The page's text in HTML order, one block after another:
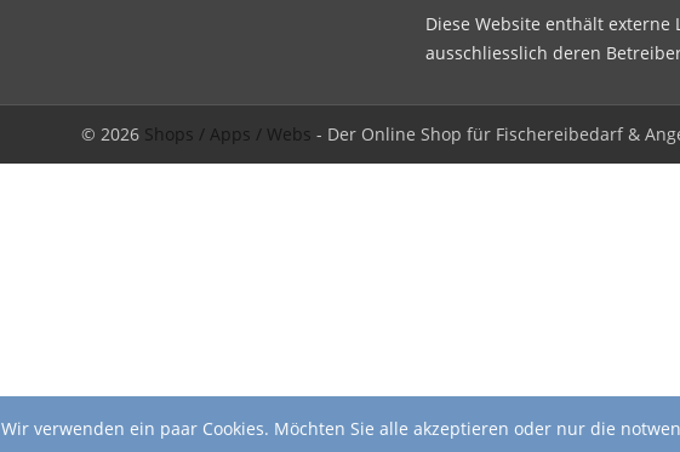
Diese Website enthält
ausschliesslich deren
© 2026 Shops / Apps / Webs - Der Online Shop für Fischereibedarf &
Wir verwenden ein paar Cookies. Möchten Sie alle akzeptieren oder nur die